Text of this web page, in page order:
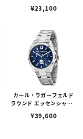
¥23,100
カール・ラガーフェルド
ラウンド エッセンシャル -
イコン ダイヤル シルバー
¥39,600